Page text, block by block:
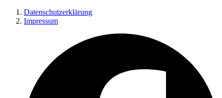
Datenschutzerklärung
Impressum